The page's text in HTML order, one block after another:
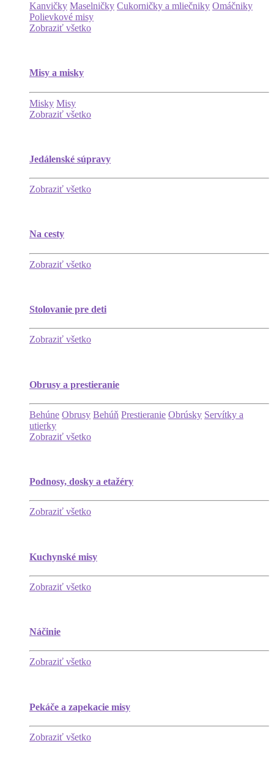
Kanvičky Maselničky Cukorničky a mliečniky Omáčniky
Polievkové misy
Zobraziť všetko
Misy a misky
Misky Misy
Zobraziť všetko
Jedálenské súpravy
Zobraziť všetko
Na cesty
Zobraziť všetko
Stolovanie pre deti
Zobraziť všetko
Obrusy a prestieranie
Behúne Obrusy Behúň Prestieranie Obrúsky Servítky a
utierky
Zobraziť všetko
Podnosy, dosky a etažéry
Zobraziť všetko
Kuchynské misy
Zobraziť všetko
Náčinie
Zobraziť všetko
Pekáče a zapekacie misy
Zobraziť všetko